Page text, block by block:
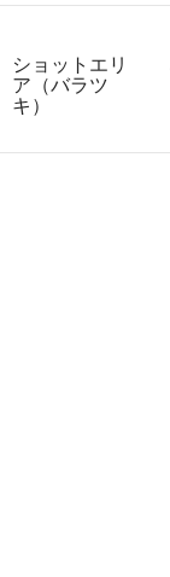
ショットエリ
ア（バラツ
キ）